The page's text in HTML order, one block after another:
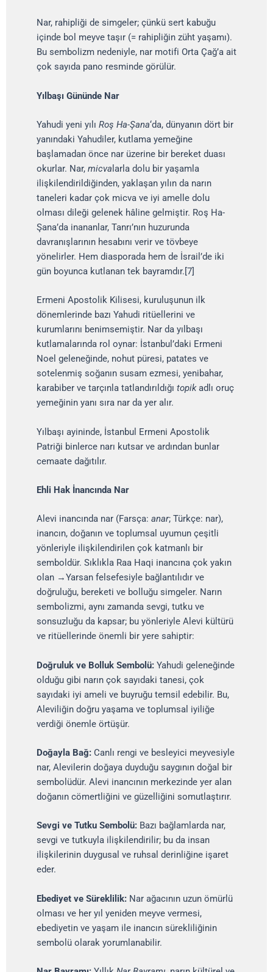
Nar, rahipliği de simgeler; çünkü sert kabuğu
içinde bol meyve taşır (= rahipliğin züht yaşamı).
Bu sembolizm nedeniyle, nar motifi Orta Çağ’a ait
çok sayıda pano resminde görülür.
Yılbaşı Gününde Nar
Yahudi yeni yılı Roş Ha-Şana‘da, dünyanın dört bir
yanındaki Yahudiler, kutlama yemeğine
başlamadan önce nar üzerine bir bereket duası
okurlar. Nar, micva larla dolu bir yaşamla
ilişkilendirildiğinden, yaklaşan yılın da narın
taneleri kadar çok micva ve iyi amelle dolu
olması dileği gelenek hâline gelmiştir. Roş Ha-
Şana’da inananlar, Tanrı’nın huzurunda
davranışlarının hesabını verir ve tövbeye
yönelirler. Hem diasporada hem de İsrail’de iki
gün boyunca kutlanan tek bayramdır.[7]
Ermeni Apostolik Kilisesi, kuruluşunun ilk
dönemlerinde bazı Yahudi ritüellerini ve
kurumlarını benimsemiştir. Nar da yılbaşı
kutlamalarında rol oynar: İstanbul’daki Ermeni
Noel geleneğinde, nohut püresi, patates ve
sotelenmiş soğanın susam ezmesi, yenibahar,
karabiber ve tarçınla tatlandırıldığı topikadlı oruç
yemeğinin yanı sıra nar da yer alır.
Yılbaşı ayininde, İstanbul Ermeni Apostolik
Patriği binlerce narı kutsar ve ardından bunlar
cemaate dağıtılır.
Ehli Hak İnancında Nar
Alevi inancında nar (Farsça: anar; Türkçe: nar),
inancın, doğanın ve toplumsal uyumun çeşitli
yönleriyle ilişkilendirilen çok katmanlı bir
semboldür. Sıklıkla Raa Haqi inancına çok yakın
olan →Yarsan felsefesiyle bağlantılıdır ve
doğruluğu, bereketi ve bolluğu simgeler. Narın
sembolizmi, aynı zamanda sevgi, tutku ve
sonsuzluğu da kapsar; bu yönleriyle Alevi kültürü
ve ritüellerinde önemli bir yere sahiptir:
Doğruluk ve Bolluk Sembolü: Yahudi geleneğinde
olduğu gibi narın çok sayıdaki tanesi, çok
sayıdaki iyi ameli ve buyruğu temsil edebilir. Bu,
Aleviliğin doğru yaşama ve toplumsal iyiliğe
verdiği önemle örtüşür.
Doğayla Bağ: Canlı rengi ve besleyici meyvesiyle
nar, Alevilerin doğaya duyduğu saygının doğal bir
sembolüdür. Alevi inancının merkezinde yer alan
doğanın cömertliğini ve güzelliğini somutlaştırır.
Sevgi ve Tutku Sembolü: Bazı bağlamlarda nar,
sevgi ve tutkuyla ilişkilendirilir; bu da insan
ilişkilerinin duygusal ve ruhsal derinliğine işaret
eder.
Ebediyet ve Süreklilik: Nar ağacının uzun ömürlü
olması ve her yıl yeniden meyve vermesi,
ebediyetin ve yaşam ile inancın sürekliliğinin
sembolü olarak yorumlanabilir.